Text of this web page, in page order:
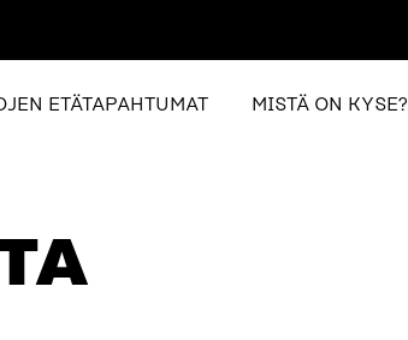
table_of_contents
ETÄTAPAHTUMAT MISTÄ ON KYSE?